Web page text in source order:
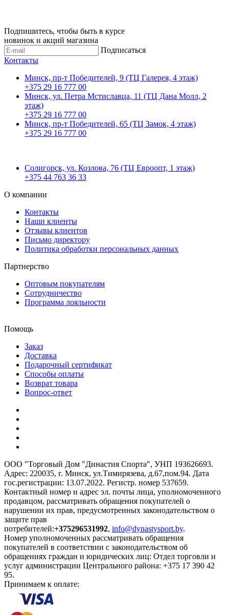
Подпишитесь, чтобы быть в курсе
новинок и акций магазина
Подписаться
Контакты
Минск, пр-т Победителей, 9 (ТЦ Галерея, 4 этаж)
+375 29 16 777 00
Минск, ул. Петра Мстиславца, 11 (ТЦ Дана Молл, 2
этаж)
+375 29 16 777 00
Минск, пр-т Победителей, 65 (ТЦ Замок, 4 этаж)
+375 29 16 777 00
Солигорск, ул. Козлова, 76 (ТЦ Евроопт, 1 этаж)
+375 44 763 36 33
О компании
Контакты
Наши клиенты
Отзывы клиентов
Письмо директору
Политика обработки персональных данных
Партнерство
Оптовым покупателям
Сотрудничество
Программа лояльности
Помощь
Заказ
Доставка
Подарочный сертификат
Способы оплаты
Возврат товара
Вопрос-ответ
ООО "Торговый Дом "Династия Спорта", УНП 193626693.
Адрес: 220035, г. Минск, ул.Тимирязева, д.67,пом.94. Дата
гос.регистрации: 13.07.2022. Регистр. номер 537659.
Контактный номер и адрес эл. почты лица, уполномоченного
продавцом, рассматривать обращения покупателей о
нарушении их прав, предусмотренных законодательством о
защите прав
потребителей:+375296531992, info@dynastysport.by.
Номер уполномоченных рассматривать обращения
покупателей в соответствии с законодательством об
обращениях граждан и юридических лиц: Отдел торговли и
услуг администрации Центрального района: +375 17 390 42
95.
Принимаем к оплате: